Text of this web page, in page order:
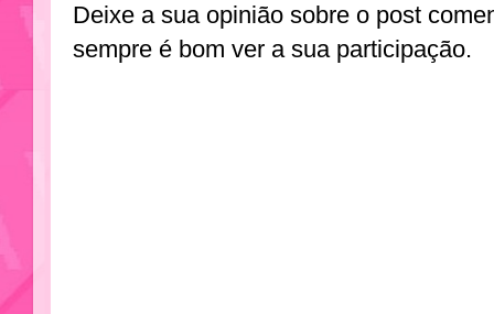
Deixe a sua opinião sobre o post
sempre é bom ver a sua participação.